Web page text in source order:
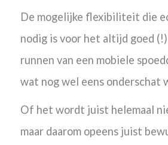
De mogelijke flexibiliteit die
nodig is voor het altijd goed
runnen van een mobiele
wat nog wel eens onderschat
Of het wordt juist helemaal
maar daarom opeens juist